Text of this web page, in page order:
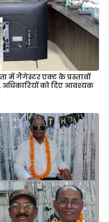
में गैंगेस्टर एक्ट के प्रस्तावों
अधिकारियों को दिए आवश्यक